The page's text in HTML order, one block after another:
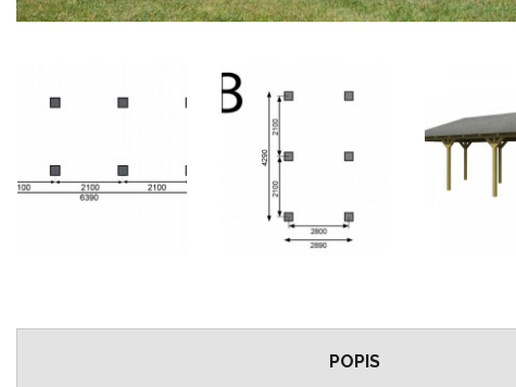
POPIS